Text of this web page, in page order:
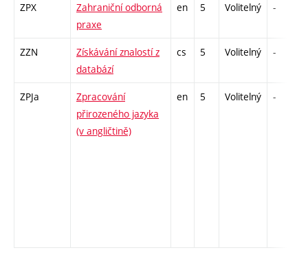
ZPX
Zahraniční odborná
praxe
en 5 Volitelný -
ZZN
Získávání znalostí z
databází
cs 5 Volitelný -
ZPJa
Zpracování
přirozeného jazyka
(v angličtině)
en 5 Volitelný -